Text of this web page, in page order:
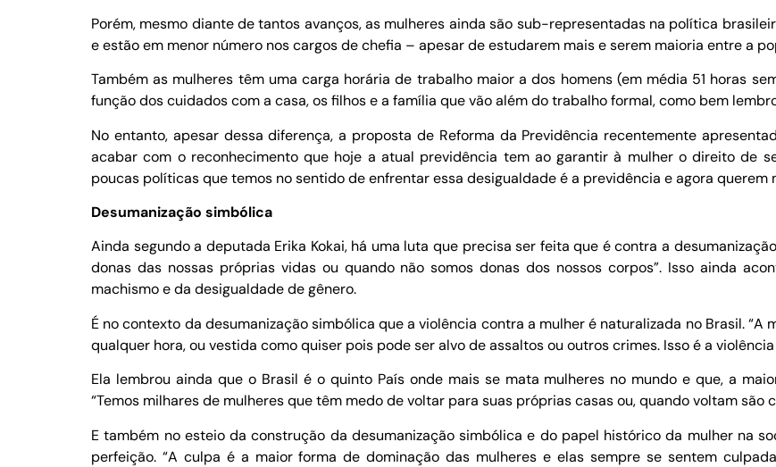
Porém, mesmo diante de tantos avanços, as mulheres ainda são sub-representadas na política
e estão em menor número nos cargos de chefia – apesar de estudarem mais e serem maioria entre a
Também as mulheres têm uma carga horária de trabalho maior a dos homens (em média 51 horas
função dos cuidados com a casa, os filhos e a família que vão além do trabalho formal, como bem
No entanto, apesar dessa diferença, a proposta de Reforma da Previdência recentemente
acabar com o reconhecimento que hoje a atual previdência tem ao garantir à mulher o direito de
poucas políticas que temos no sentido de enfrentar essa desigualdade é a previdência e agora querem
Desumanização simbólica
Ainda segundo a deputada Erika Kokai, há uma luta que precisa ser feita que é contra a
donas das nossas próprias vidas ou quando não somos donas dos nossos corpos”. Isso ainda
machismo e da desigualdade de gênero.
É no contexto da desumanização simbólica que a violência contra a mulher é naturalizada no Brasil.
qualquer hora, ou vestida como quiser pois pode ser alvo de assaltos ou outros crimes. Isso é a
Ela lembrou ainda que o Brasil é o quinto País onde mais se mata mulheres no mundo e que, a
“Temos milhares de mulheres que têm medo de voltar para suas próprias casas ou, quando voltam são
E também no esteio da construção da desumanização simbólica e do papel histórico da mulher na
perfeição. “A culpa é a maior forma de dominação das mulheres e elas sempre se sentem